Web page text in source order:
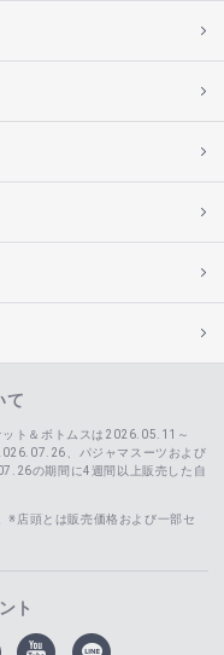
て
ット＆ボトムスは2026.05.11～
、
パジャマスーツおよび
の期間に4週間以上販売した自
※店頭とは販売価格および一部セ
ト